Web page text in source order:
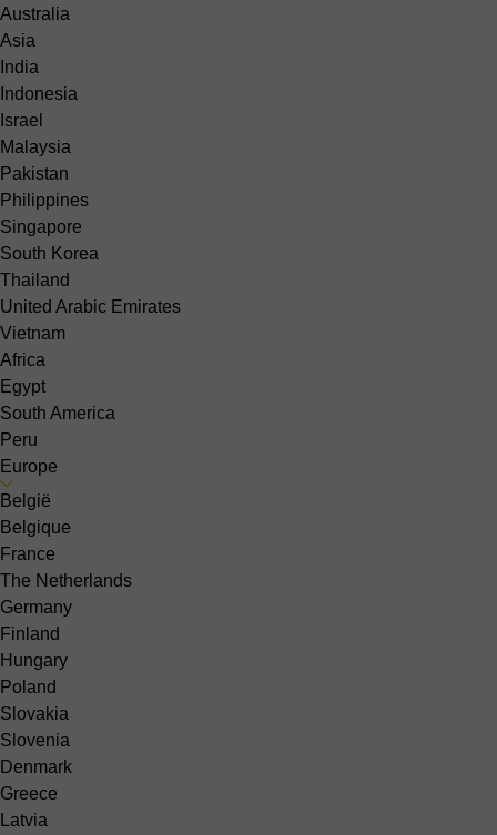
Australia
Asia
India
Indonesia
Israel
Malaysia
Pakistan
Philippines
Singapore
South Korea
Thailand
United Arabic Emirates
Vietnam
Africa
Egypt
South America
Peru
Europe
België
Belgique
France
The Netherlands
Germany
Finland
Hungary
Poland
Slovakia
Slovenia
Denmark
Greece
Latvia